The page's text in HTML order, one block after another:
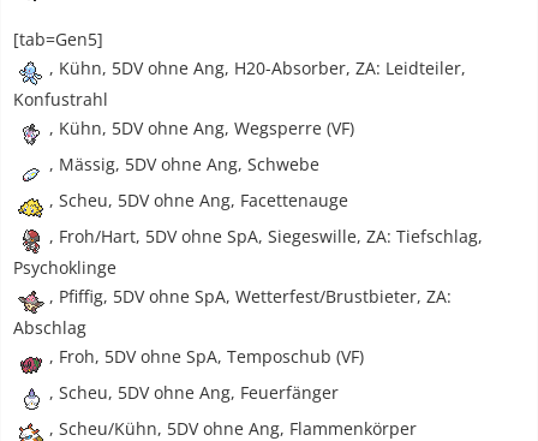
[tab=Gen5]
, Kühn, 5DV ohne Ang, H20-Absorber, ZA: Leidteiler,
Konfustrahl
, Kühn, 5DV ohne Ang, Wegsperre (VF)
, Mässig, 5DV ohne Ang, Schwebe
, Scheu, 5DV ohne Ang, Facettenauge
, Froh/Hart, 5DV ohne SpA, Siegeswille, ZA: Tiefschlag,
Psychoklinge
, Pfiffig, 5DV ohne SpA, Wetterfest/Brustbieter, ZA:
Abschlag
, Froh, 5DV ohne SpA, Temposchub (VF)
, Scheu, 5DV ohne Ang, Feuerfänger
, Scheu/Kühn, 5DV ohne Ang, Flammenkörper